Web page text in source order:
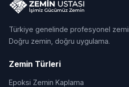
Türkiye genelinde profesyonel
Doğru zemin, doğru uygulama.
Zemin Türleri
Epoksi Zemin Kaplama